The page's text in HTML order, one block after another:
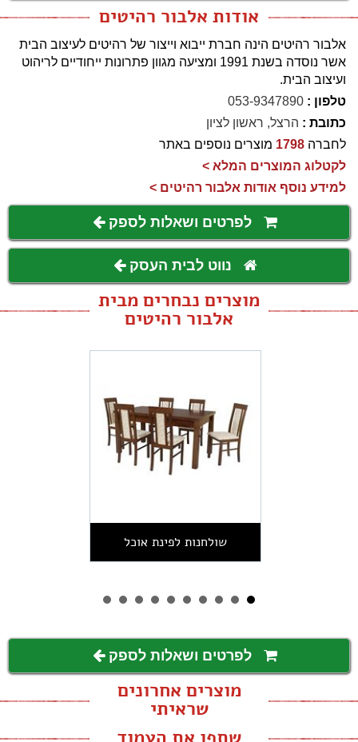
אודות אלבור רהיטים
אלבור רהיטים הינה חברת ייבוא וייצור של רהיטים לעיצוב הבית
אשר נוסדה בשנת 1991 ומציעה מגוון פתרונות ייחודיים לריהוט
ועיצוב הבית.
טלפון : 053-9347890
כתובת : הרצל, ראשון לציון
לחברה 1798 מוצרים נוספים באתר
לקטלוג המוצרים המלא >
למידע נוסף אודות אלבור רהיטים >
לפרטים ושאלות לספק
נווט לבית העסק
מוצרים נבחרים מבית
אלבור רהיטים
שולחנות לפינת אוכל
לפרטים ושאלות לספק
מוצרים אחרונים
שראיתי